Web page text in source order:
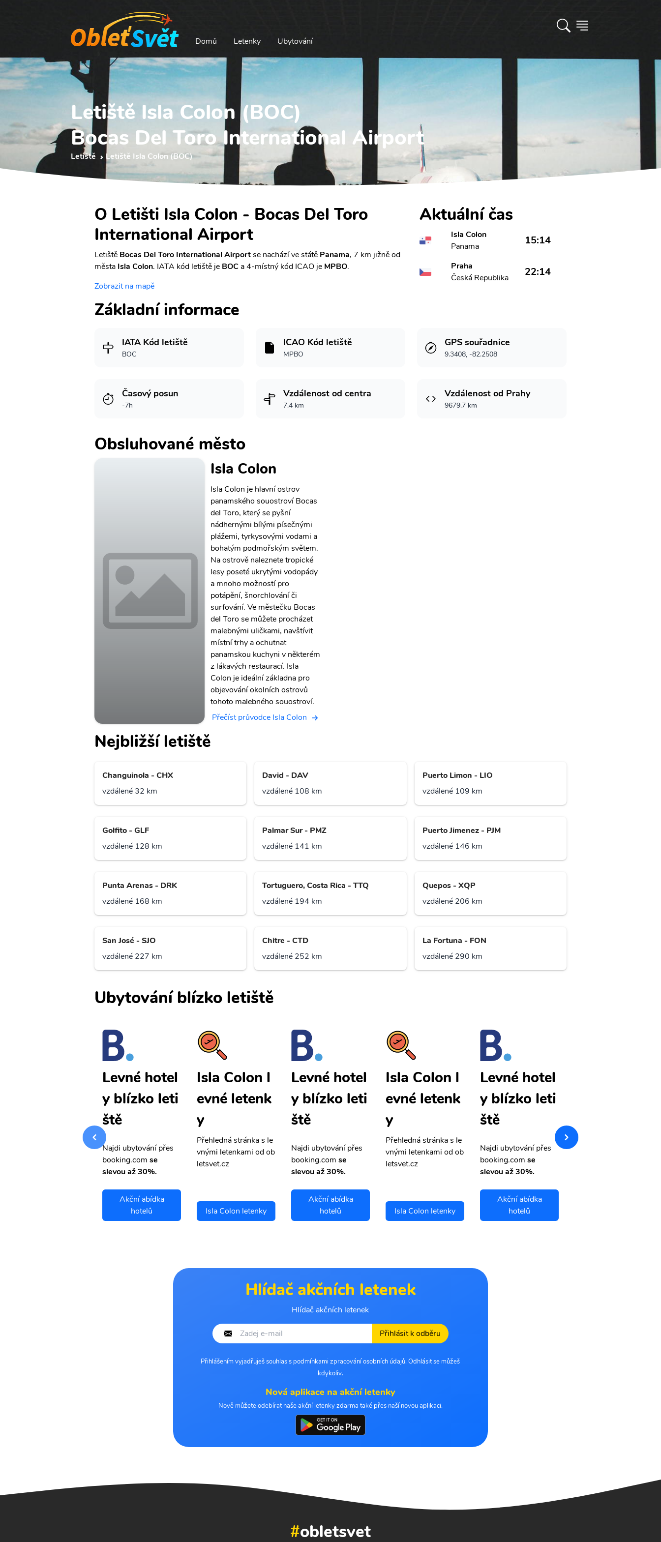
Domů Letenky Ubytování
Letiště Isla Colon (BOC)
Bocas Del Toro International Airport
Letiště Letiště Isla Colon (BOC)
O Letišti Isla Colon - Bocas Del Toro
International Airport
Letiště Bocas Del Toro International Airportse nachází ve státě Panama, 7 km jižně od
města Isla Colon. IATA kód letiště je BOC a 4-místný kód ICAO je MPBO.
Zobrazit na mapě
Aktuální čas
Isla Colon
Panama
15:14
Praha
Česká Republika
22:14
Základní informace
IATA Kód letiště
BOC
ICAO Kód letiště
MPBO
GPS souřadnice
9.3408, -82.2508
Časový posun
-7h
Vzdálenost od centra
7.4 km
Vzdálenost od Prahy
9679.7 km
Obsluhované město
Isla Colon
Isla Colon je hlavní ostrov
panamského souostroví Bocas
del Toro, který se pyšní
nádhernými bílými písečnými
plážemi, tyrkysovými vodami a
bohatým podmořským světem.
Na ostrově naleznete tropické
lesy poseté ukrytými vodopády
a mnoho možností pro
potápění, šnorchlování či
surfování. Ve městečku Bocas
del Toro se můžete procházet
malebnými uličkami, navštívit
místní trhy a ochutnat
panamskou kuchyni v některém
z lákavých restaurací. Isla
Colon je ideální základna pro
objevování okolních ostrovů
tohoto malebného souostroví.
Přečíst průvodce Isla Colon
Nejbližší letiště
Changuinola - CHX
vzdálené 32 km
David - DAV
vzdálené 108 km
Puerto Limon - LIO
vzdálené 109 km
Golfito - GLF
vzdálené 128 km
Palmar Sur - PMZ
vzdálené 141 km
Puerto Jimenez - PJM
vzdálené 146 km
Punta Arenas - DRK
vzdálené 168 km
Tortuguero, Costa Rica - TTQ
vzdálené 194 km
Quepos - XQP
vzdálené 206 km
San José - SJO
vzdálené 227 km
Chitre - CTD
vzdálené 252 km
La Fortuna - FON
vzdálené 290 km
Ubytování blízko letiště
Přehledná stránka s le
Levné hotel
y blízko leti
ště
Najdi ubytování přes
booking.com se
slevou až 30%.
Akční abídka
hotelů
Isla Colon l
evné letenk
y
Přehledná stránka s le
vnými letenkami od ob
letsvet.cz
Isla Colon letenky
Levné hotel
y blízko leti
ště
Najdi ubytování přes
booking.com se
slevou až 30%.
Akční abídka
hotelů
Isla Colon l
evné letenk
y
Přehledná stránka s le
vnými letenkami od ob
letsvet.cz
Isla Colon letenky
Levné hotel
y blízko leti
ště
Najdi ubytování přes
booking.com se
slevou až 30%.
Akční abídka
hotelů
Přehledná stránka s le
Hlídač akčních letenek
Hlídač akčních letenek
Přihlásit k odběru
Přihlášením vyjadřuješ souhlas s podmínkami zpracování osobních údajů. Odhlásit se můžeš
kdykoliv.
Nová aplikace na akční letenky
Nově můžete odebírat naše akční letenky zdarma také přes naší novou aplikaci.
#obletsvet